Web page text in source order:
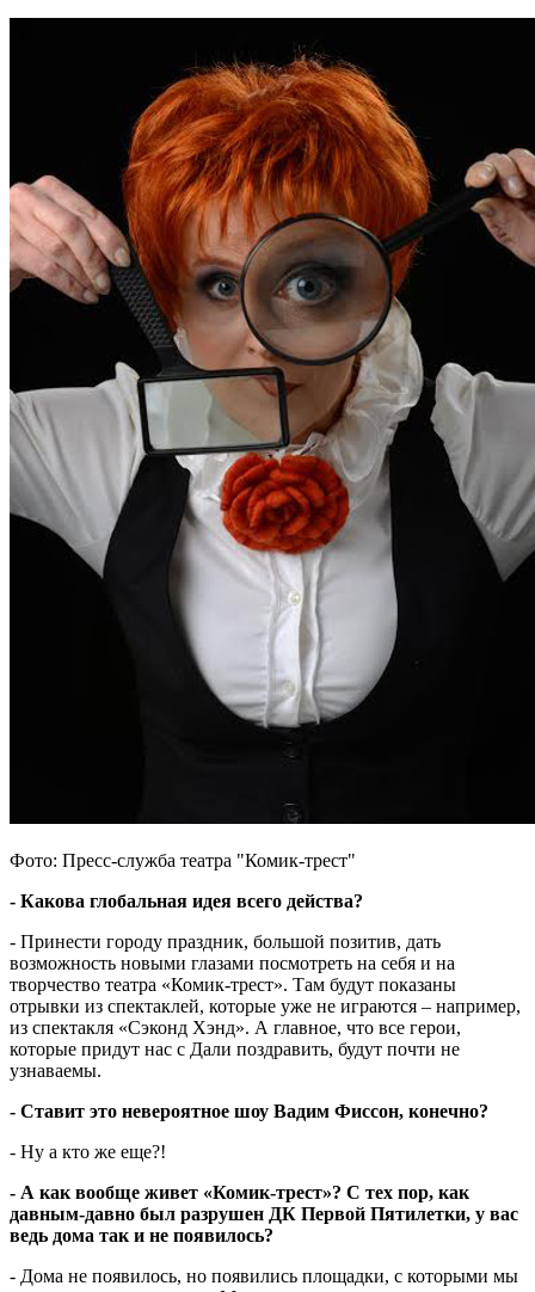
Фото: Пресс-служба театра "Комик-трест"
- Какова глобальная идея всего действа?
- Принести городу праздник, большой позитив, дать
возможность новыми глазами посмотреть на себя и на
творчество театра «Комик-трест». Там будут показаны
отрывки из спектаклей, которые уже не играются – например,
из спектакля «Сэконд Хэнд». А главное, что все герои,
которые придут нас с Дали поздравить, будут почти не
узнаваемы.
- Ставит это невероятное шоу Вадим Фиссон, конечно?
- Ну а кто же еще?!
- А как вообще живет «Комик-трест»? С тех пор, как
давным-давно был разрушен ДК Первой Пятилетки, у вас
ведь дома так и не появилось?
- Дома не появилось, но появились площадки, с которыми мы